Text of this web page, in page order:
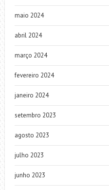
maio 2024
abril 2024
março 2024
fevereiro 2024
janeiro 2024
setembro 2023
agosto 2023
julho 2023
junho 2023